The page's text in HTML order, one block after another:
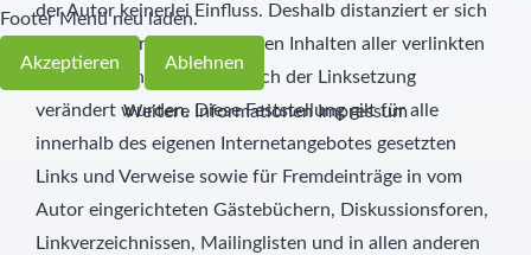
der Autor keinerlei Einfluss. Deshalb distanziert er sich
hiermit ausdrücklich von allen Inhalten aller verlinkten
/verknüpften Seiten, die nach der Linksetzung
verändert wurden. Diese Feststellung gilt für alle
innerhalb des eigenen Internetangebotes gesetzten
Links und Verweise sowie für Fremdeinträge in vom
Autor eingerichteten Gästebüchern, Diskussionsforen,
Linkverzeichnissen, Mailinglisten und in allen anderen
Footer Menü neu laden.
Akzeptieren Ablehnen
Weitere Informationen Impressum